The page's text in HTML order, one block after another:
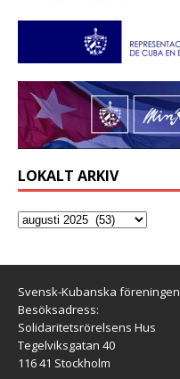
LOKALT ARKIV
Svensk-Kubanska föreningen
Besöksadress:
Solidaritetsrörelsens Hus
Tegelviksgatan 40
116 41 Stockholm